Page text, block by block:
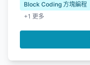
Block Coding 方塊編程
+1 更多